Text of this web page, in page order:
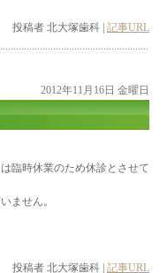
投稿者 北大塚歯科 | 記事URL
2012年11月16日 金曜日
臨時休業のため休診とさせて
ません。
投稿者 北大塚歯科 | 記事URL